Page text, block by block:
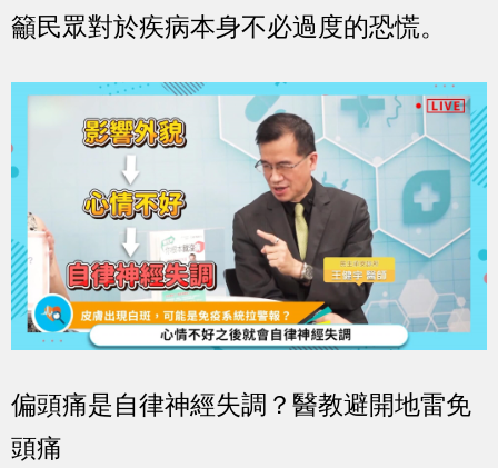
籲民眾對於疾病本身不必過度的恐慌。
偏頭痛是自律神經失調？醫教避開地雷免
頭痛